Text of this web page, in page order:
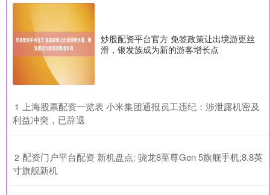
炒股配资平台官方 免签政策让出境游更丝
滑，银发族成为新的游客增长点
1 ​上海股票配资一览表 小米集团通报员工违纪：涉泄露机密及
利益冲突，已辞退
2 ​配资门户平台配资 新机盘点: 骁龙8至尊Gen 5旗舰手机;8.8英
寸旗舰新机